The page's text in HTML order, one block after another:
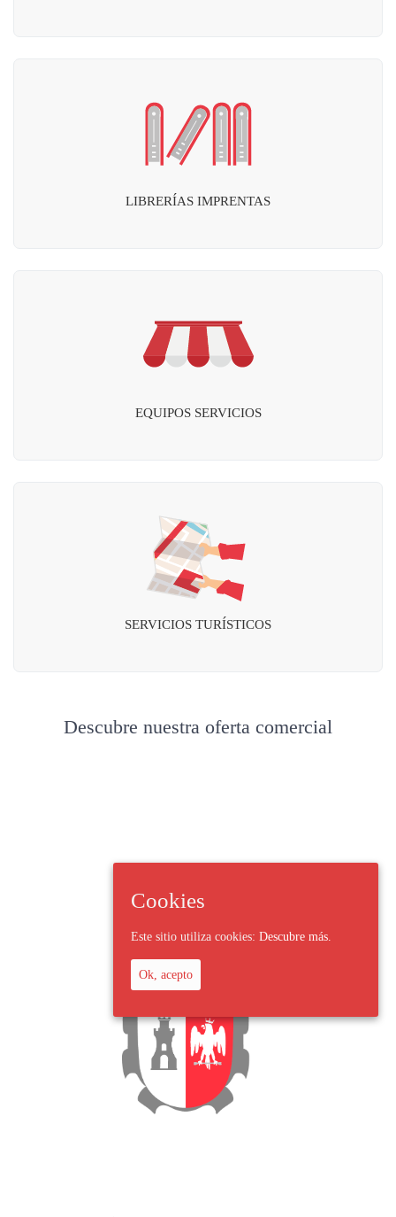
LIBRERÍAS IMPRENTAS
EQUIPOS SERVICIOS
SERVICIOS TURÍSTICOS
Descubre nuestra oferta comercial
Cookies
Este sitio utiliza cookies: Descubre más.
Ok, acepto